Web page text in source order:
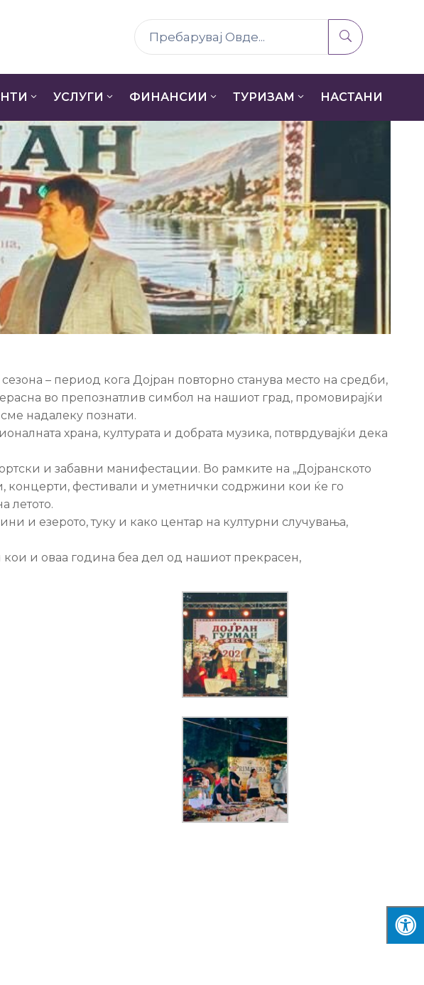
УСЛУГИ ФИНАНСИИ ТУРИЗАМ НАСТАНИ
– период кога Дојран повторно станува место на средби,
во препознатлив симбол на нашиот град, промовирајќи
надалеку познати.
храна, културата и добрата музика, потврдувајќи дека
и забавни манифестации. Во рамките на „Дојранското
концерти, фестивали и уметнички содржини кои ќе го
летото.
и езерото, туку и како центар на културни случувања,
и оваа година беа дел од нашиот прекрасен,